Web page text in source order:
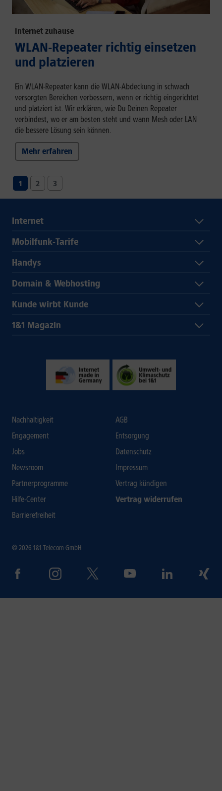
Internet zuhause
WLAN-Repeater richtig einsetzen
und platzieren
Ein WLAN-Repeater kann die WLAN-Abdeckung in schwach
versorgten Bereichen verbessern, wenn er richtig eingerichtet
und platziert ist. Wir erklären, wie Du Deinen Repeater
verbindest, wo er am besten steht und wann Mesh oder LAN
die bessere Lösung sein können.
Mehr erfahren
1 2 3
Internet
Mobilfunk-Tarife
Handys
Domain & Webhosting
Kunde wirbt Kunde
1&1 Magazin
Nachhaltigkeit
Engagement
Jobs
Newsroom
Partnerprogramme
Hilfe-Center
Barrierefreiheit
AGB
Entsorgung
Datenschutz
Impressum
Vertrag kündigen
Vertrag widerrufen
© 2026 1&1 Telecom GmbH